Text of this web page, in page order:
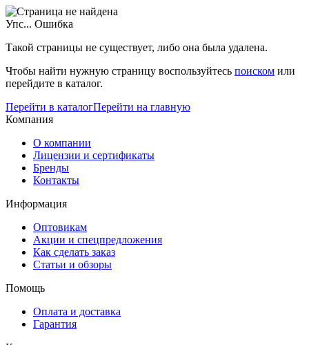
Упс... Ошибка
Такой страницы не существует, либо она была удалена.
Чтобы найти нужную страницу воспользуйтесь поиском или
перейдите в каталог.
Перейти в каталогПерейти на главную
Компания
О компании
Лицензии и сертификаты
Бренды
Контакты
Информация
Оптовикам
Акции и спецпредложения
Как сделать заказ
Статьи и обзоры
Помощь
Оплата и доставка
Гарантия